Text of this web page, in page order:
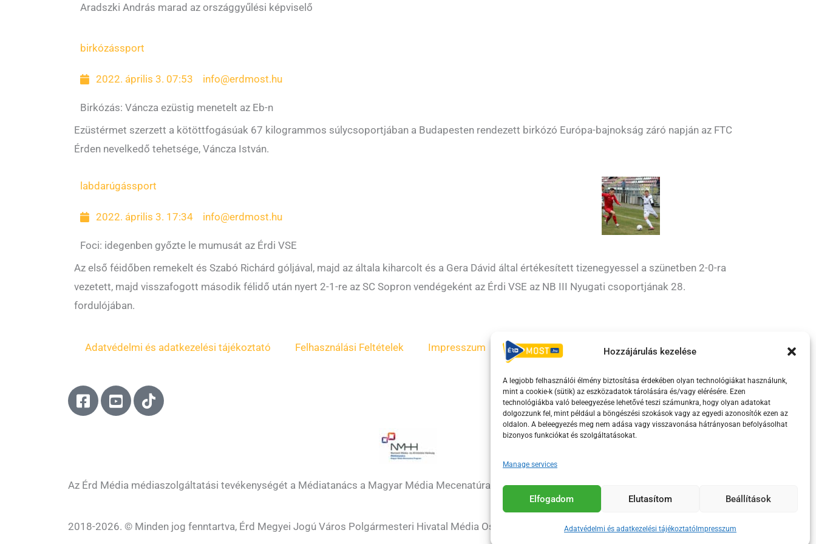
Hozzájárulás kezelése
A legjobb felhasználói élmény biztosítása érdekében olyan technológiákat használunk,
mint a cookie-k (sütik) az eszközadatok tárolására és/vagy elérésére. Ezen
technológiákba való beleegyezése lehetővé teszi számunkra, hogy olyan adatokat
dolgozzunk fel, mint például a böngészési szokások vagy az egyedi azonosítók ezen az
oldalon. A beleegyezés meg nem adása vagy visszavonása hátrányosan befolyásolhat
bizonyos funkciókat és szolgáltatásokat.
Manage services
Elfogadom Elutasítom Beállítások
Adatvédelmi és adatkezelési tájékoztatóImpresszum
Aradszki András marad az országgyűlési képviselő
birkózássport
2022. április 3. 07:53 info@erdmost.hu
Birkózás: Váncza ezüstig menetelt az Eb-n
Ezüstérmet szerzett a kötöttfogásúak 67 kilogrammos súlycsoportjában a Budapesten rendezett birkózó Európa-bajnokság záró napján az FTC
Érden nevelkedő tehetsége, Váncza István.
labdarúgássport
2022. április 3. 17:34 info@erdmost.hu
Foci: idegenben győzte le mumusát az Érdi VSE
Az első féidőben remekelt és Szabó Richárd góljával, majd az általa kiharcolt és a Gera Dávid által értékesített tizenegyessel a szünetben 2-0-ra
vezetett, majd visszafogott második félidő után nyert 2-1-re az SC Sopron vendégeként az Érdi VSE az NB III Nyugati csoportjának 28.
fordulójában.
Adatvédelmi és adatkezelési tájékoztató Felhasználási Feltételek Impresszum ÁSZF Irányelvek Moderálási szabályzat
F
a
o
s
Y
o
e
q
T
i
Az Érd Média médiaszolgáltatási tevékenységét a Médiatanács a Magyar Média Mecenatúra program keretében támogatja.
2018-2026. © Minden jog fenntartva, Érd Megyei Jogú Város Polgármesteri Hivatal Média Osztálya